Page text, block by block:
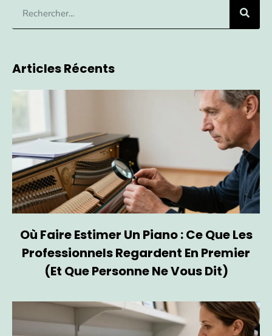
Articles Récents
Où Faire Estimer Un Piano : Ce Que Les
Professionnels Regardent En Premier
(et Que Personne Ne Vous Dit)